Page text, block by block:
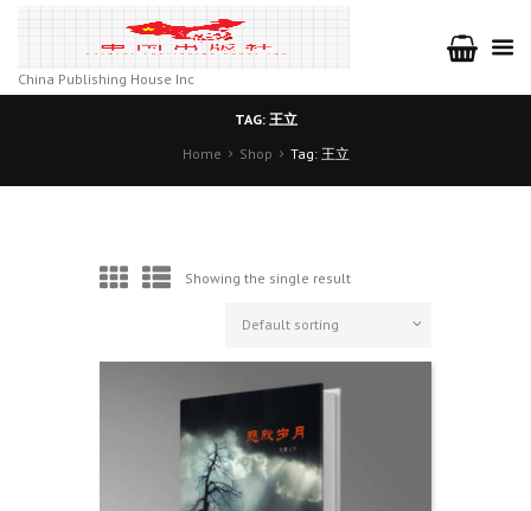
China Publishing House Inc
TAG: 王立
Home
Shop Tag: 王立
Showing the single result